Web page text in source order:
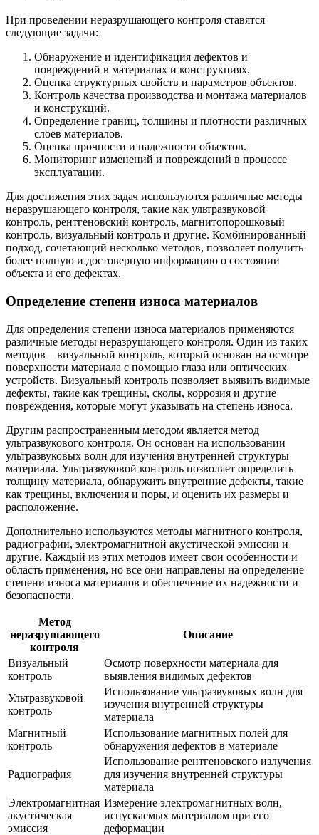
При проведении неразрушающего контроля ставятся
следующие задачи:
Обнаружение и идентификация дефектов и
повреждений в материалах и конструкциях.
Оценка структурных свойств и параметров объектов.
Контроль качества производства и монтажа материалов
и конструкций.
Определение границ, толщины и плотности различных
слоев материалов.
Оценка прочности и надежности объектов.
Мониторинг изменений и повреждений в процессе
эксплуатации.
Для достижения этих задач используются различные методы
неразрушающего контроля, такие как ультразвуковой
контроль, рентгеновский контроль, магнитопорошковый
контроль, визуальный контроль и другие. Комбинированный
подход, сочетающий несколько методов, позволяет получить
более полную и достоверную информацию о состоянии
объекта и его дефектах.
Определение степени износа материалов
Для определения степени износа материалов применяются
различные методы неразрушающего контроля. Один из таких
методов – визуальный контроль, который основан на осмотре
поверхности материала с помощью глаза или оптических
устройств. Визуальный контроль позволяет выявить видимые
дефекты, такие как трещины, сколы, коррозия и другие
повреждения, которые могут указывать на степень износа.
Другим распространенным методом является метод
ультразвукового контроля. Он основан на использовании
ультразвуковых волн для изучения внутренней структуры
материала. Ультразвуковой контроль позволяет определить
толщину материала, обнаружить внутренние дефекты, такие
как трещины, включения и поры, и оценить их размеры и
расположение.
Дополнительно используются методы магнитного контроля,
радиографии, электромагнитной акустической эмиссии и
другие. Каждый из этих методов имеет свои особенности и
область применения, но все они направлены на определение
степени износа материалов и обеспечение их надежности и
безопасности.
Метод
неразрушающего
контроля
Описание
Визуальный
контроль
Осмотр поверхности материала для
выявления видимых дефектов
Ультразвуковой
контроль
Использование ультразвуковых волн для
изучения внутренней структуры
материала
Магнитный
контроль
Использование магнитных полей для
обнаружения дефектов в материале
Радиография
Использование рентгеновского излучения
для изучения внутренней структуры
материала
Электромагнитная
акустическая
эмиссия
Измерение электромагнитных волн,
испускаемых материалом при его
деформации